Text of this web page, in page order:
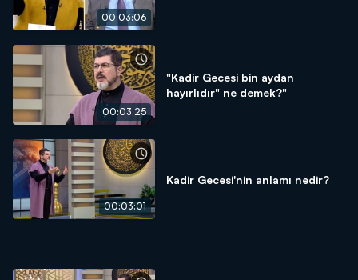
00:03:06
00:03:25
"Kadir Gecesi bin aydan
hayırlıdır" ne demek?"
00:03:01
Kadir Gecesi'nin anlamı nedir?